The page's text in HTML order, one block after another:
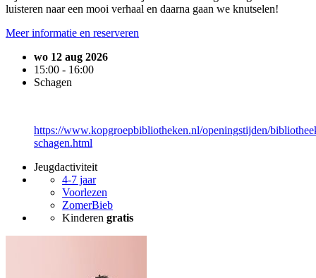
luisteren naar een mooi verhaal en daarna gaan we knutselen!
Meer informatie en reserveren
wo 12 aug 2026
15:00 - 16:00
Schagen
https://www.kopgroepbibliotheken.nl/openingstijden/
schagen.html
Jeugdactiviteit
4-7 jaar
Voorlezen
ZomerBieb
Kinderen gratis